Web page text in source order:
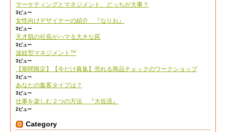
マーケティングとマネジメント、どっちが大事？
3ビュー
女性向けデザイナーの紹介 『なりお』
3ビュー
天才肌の社長がハマる大きな罠
3ビュー
波紋型マネジメント™
3ビュー
【期間限定】【今だけ募集】売れる商品チェックのワークショップ
3ビュー
あなたの集客タイプは？
3ビュー
仕事を楽しむ２つの方法 『大佐流』
2ビュー
Category